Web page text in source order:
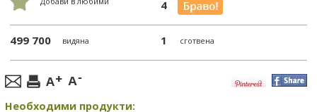
4
499 700 видяна 1 сготвена
Необходими продукти: